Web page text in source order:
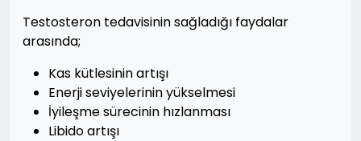
Testosteron tedavisinin sağladığı faydalar
arasında;
Kas kütlesinin artışı
Enerji seviyelerinin yükselmesi
İyileşme sürecinin hızlanması
Libido artışı